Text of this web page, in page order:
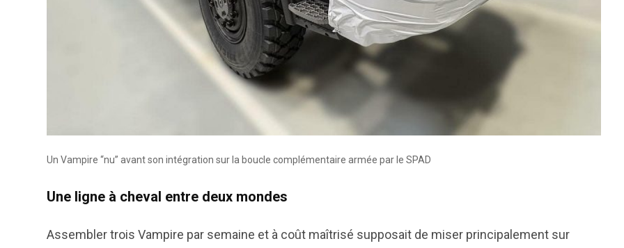
Un Vampire “nu” avant son intégration sur la boucle complémentaire armée par le SPAD
Une ligne à cheval entre deux mondes
Assembler trois Vampire par semaine et à coût maîtrisé supposait de miser principalement sur